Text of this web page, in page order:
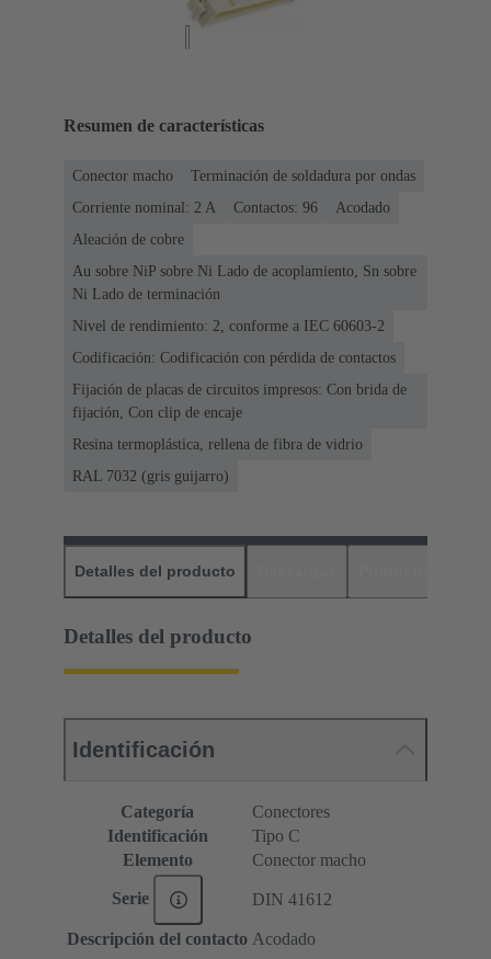
Resumen de características
Conector macho
Terminación de soldadura por ondas
Corriente nominal: ‌2 A
Contactos: 96
Acodado
Aleación de cobre
Au sobre NiP sobre Ni Lado de acoplamiento, Sn sobre
Ni Lado de terminación
Nivel de rendimiento: 2, conforme a IEC 60603-2
Codificación: Codificación con pérdida de contactos
Fijación de placas de circuitos impresos: Con brida de
fijación, Con clip de encaje
Resina termoplástica, rellena de fibra de vidrio
RAL 7032 (gris guijarro)
Detalles del producto
Detalles del producto
Identificación
Categoría
Conectores
Identificación
Tipo C
Elemento
Conector macho
Serie DIN 41612
Descripción del contacto Acodado